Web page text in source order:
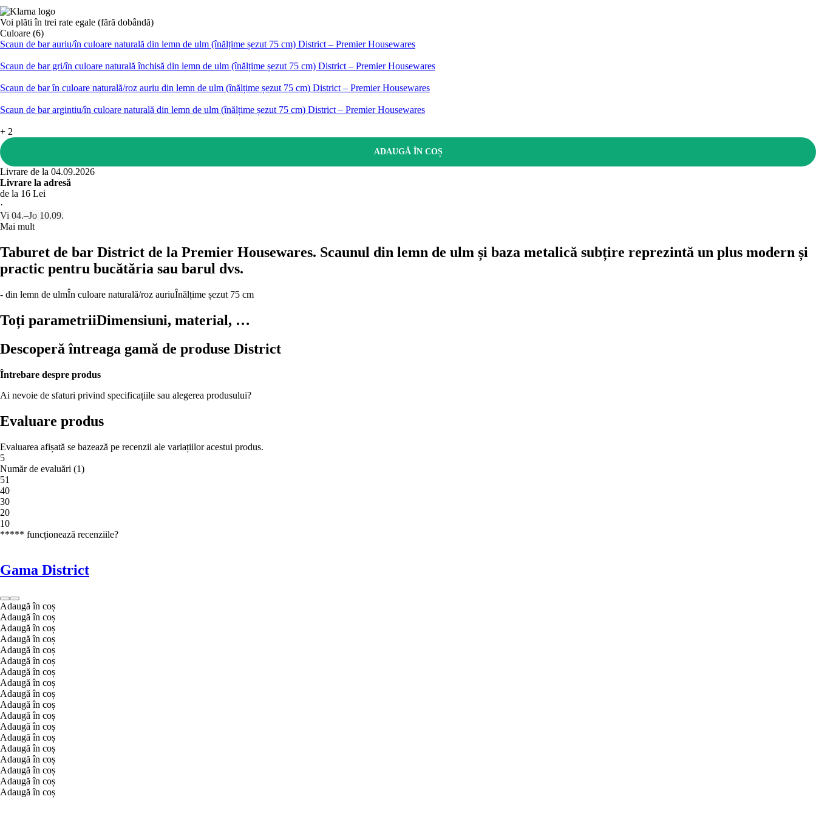
Voi plăti în trei rate egale (fără dobândă)
Culoare (6)
Scaun de bar auriu/în culoare naturală din lemn de ulm (înălțime șezut 75 cm) District – Premier Housewares
Scaun de bar gri/în culoare naturală închisă din lemn de ulm (înălțime șezut 75 cm) District – Premier Housewares
Scaun de bar în culoare naturală/roz auriu din lemn de ulm (înălțime șezut 75 cm) District – Premier Housewares
Scaun de bar argintiu/în culoare naturală din lemn de ulm (înălțime șezut 75 cm) District – Premier Housewares
+ 2
ADAUGĂ ÎN COȘ
Livrare de la 04.09.2026
Livrare la adresă
de la 16 Lei
·
Vi 04.–Jo 10.09.
Mai mult
Taburet de bar District de la Premier Housewares. Scaunul din lemn de ulm și baza metalică subțire reprezintă un plus modern și
practic pentru bucătăria sau barul dvs.
- din lemn de ulmÎn culoare naturală/roz auriuÎnălțime șezut 75 cm
Toți parametriiDimensiuni, material, …
Descoperă întreaga gamă de produse District
Întrebare despre produs
Ai nevoie de sfaturi privind specificațiile sau alegerea produsului?
Evaluare produs
Evaluarea afișată se bazează pe recenzii ale variațiilor acestui produs.
5
Număr de evaluări (1)
51
40
30
20
10
***** funcționează recenziile?
Gama District
Adaugă în coș
Adaugă în coș
Adaugă în coș
Adaugă în coș
Adaugă în coș
Adaugă în coș
Adaugă în coș
Adaugă în coș
Adaugă în coș
Adaugă în coș
Adaugă în coș
Adaugă în coș
Adaugă în coș
Adaugă în coș
Adaugă în coș
Adaugă în coș
Adaugă în coș
Adaugă în coș